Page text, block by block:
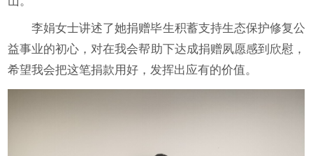
李娟女士讲述了她捐赠毕生积蓄支持生态保护修复公
益事业的初心，对在我会帮助下达成捐赠夙愿感到欣慰，
希望我会把这笔捐款用好，发挥出应有的价值。